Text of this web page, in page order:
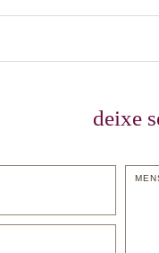
deixe